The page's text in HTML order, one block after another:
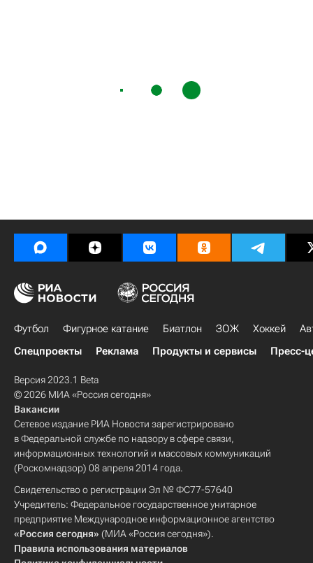
Футбол Фигурное катание Биатлон ЗОЖ Хоккей
Спецпроекты
Реклама Продукты и сервисы Пресс-
Версия 2023.1 Beta
© 2026 МИА «Россия сегодня»
Вакансии
Сетевое издание РИА Новости зарегистрировано
в Федеральной службе по надзору в сфере связи,
информационных технологий и массовых коммуникаций
(Роскомнадзор) 08 апреля 2014 года.
Свидетельство о регистрации Эл № ФС77-57640
Учредитель: Федеральное государственное унитарное
предприятие Международное информационное агентство
«Россия сегодня» (МИА «Россия сегодня»).
Правила использования материалов